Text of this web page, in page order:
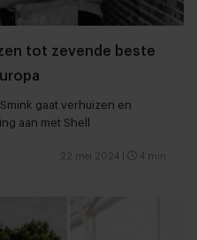
tot zevende beste
gaat verhuizen en
aan met Shell
22 mei 2024 4 min